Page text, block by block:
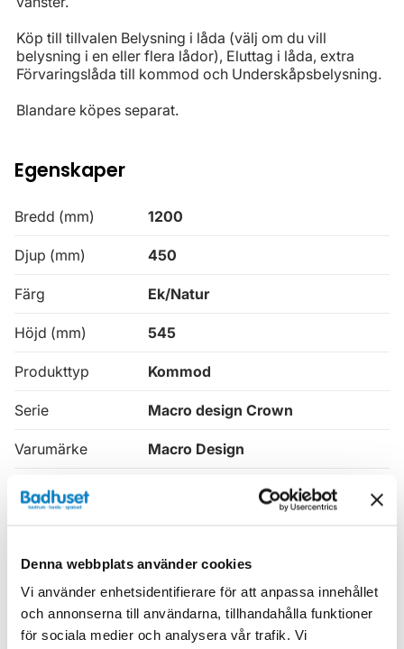
Denna webbplats använder cookies
Vi använder enhetsidentifierare för att anpassa innehållet
och annonserna till användarna, tillhandahålla funktioner
för sociala medier och analysera vår trafik. Vi
Köp till tillvalen Belysning i låda (välj om du vill
belysning i en eller flera lådor), Eluttag i låda, extra
Förvaringslåda till kommod och Underskåpsbelysning.
Blandare köpes separat.
Egenskaper
Bredd (mm) 1200
Djup (mm) 450
Färg Ek/Natur
Höjd (mm) 545
Produkttyp Kommod
Serie Macro design Crown
Varumärke Macro Design
SKU:
EAN / GTIN: 7332512140527
Relaterade kategorier